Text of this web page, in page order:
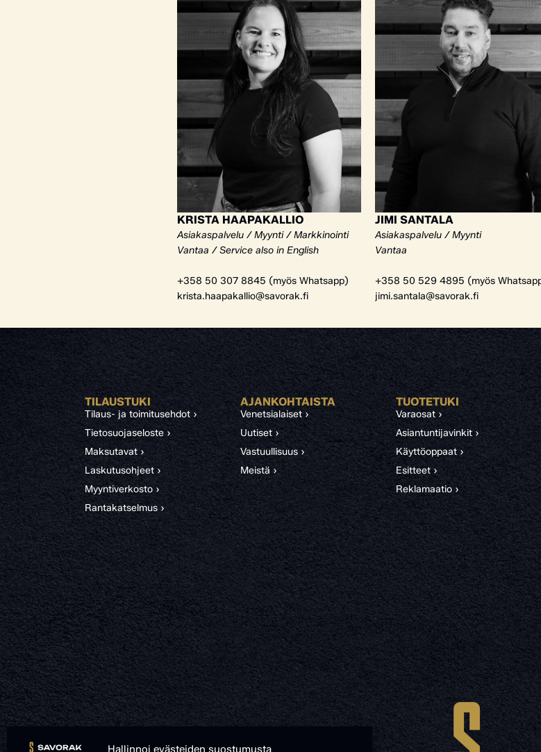
Hallinnoi evästeiden suostumusta
KRISTA HAAPAKALLIO
Asiakaspalvelu / Myynti / Markkinointi
Vantaa / Service also in English
+358 50 307 8845 (myös Whatsapp)
krista.haapakallio@savorak.fi
JIMI SANTALA
Asiakaspalvelu / Myynti
Vantaa
+358 50 529 4895 (myös
jimi.santala@savorak.fi
TILAUSTUKI
Tilaus- ja toimitusehdot ›
Tietosuojaseloste ›
Maksutavat ›
Laskutusohjeet ›
Myyntiverkosto ›
Rantakatselmus ›
AJANKOHTAISTA
Venetsialaiset ›
Uutiset ›
Vastuullisuus ›
Meistä ›
TUOTETUKI
Varaosat ›
Asiantuntijavinkit ›
Käyttöoppaat ›
Esitteet ›
Reklamaatio ›